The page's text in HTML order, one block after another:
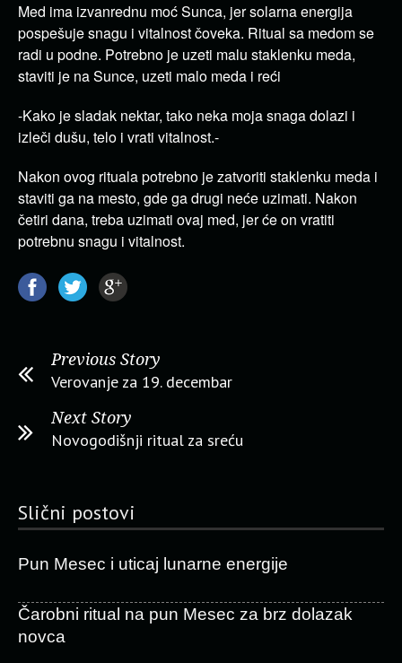
Med ima izvanrednu moć Sunca, jer solarna energija
pospešuje snagu i vitalnost čoveka. Ritual sa medom se
radi u podne. Potrebno je uzeti malu staklenku meda,
staviti je na Sunce, uzeti malo meda i reći
-Kako je sladak nektar, tako neka moja snaga dolazi i
izleči dušu, telo i vrati vitalnost.-
Nakon ovog rituala potrebno je zatvoriti staklenku meda i
staviti ga na mesto, gde ga drugi neće uzimati. Nakon
četiri dana, treba uzimati ovaj med, jer će on vratiti
potrebnu snagu i vitalnost.
Previous Story
Verovanje za 19. decembar
Next Story
Novogodišnji ritual za sreću
Slični postovi
Pun Mesec i uticaj lunarne energije
Čarobni ritual na pun Mesec za brz dolazak
novca